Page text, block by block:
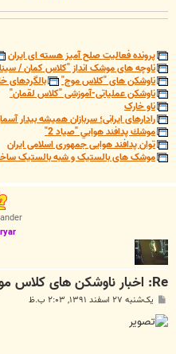
پرونده فعالیت صلح آمیز هسته ای ایران
ناوچه های موشک انداز "کلاس کمان / سینا"
ناوشکن های "کلاس موج"
بالگردهای
ناوشکن عملیاتی-آموزشی "کلاس لقمان"
ناو خارک
رادارهای ایرانی؛ سربازان همیشه بیدار
موشك پدافند هوايي "صياد 2"
توان پدافند هوایی جمهوری اسلامی ایران
موشک های بالستیک و شبه بالستیک
Re: اخبار ناوشکن های کلاس موج
پ
ت
یک‌شنبه ۲۷ اسفند ۱۳۹۱, ۲:۰۳ ب.ظ